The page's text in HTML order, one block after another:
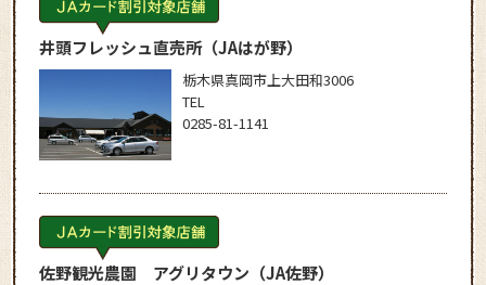
井頭フレッシュ直売所（JAはが野）
栃木県真岡市上大田和3006
TEL
0285-81-1141
佐野観光農園 アグリタウン （JA佐野）